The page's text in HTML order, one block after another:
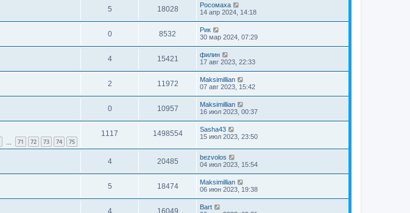
5 18028
Росомаха
14 апр 2024, 14:18
0 8532
Рик
30 мар 2024, 07:29
4 15421
филин
17 авг 2023, 22:33
2 11972
Maksimillian
07 авг 2023, 15:42
0 10957
Maksimillian
16 июл 2023, 00:37
71 72 73 74 75
1117 1498554
Sasha43
15 июл 2023, 23:50
4 20485
bezvolos
04 июл 2023, 15:54
5 18474
Maksimillian
06 июн 2023, 19:38
4 16049
Bart